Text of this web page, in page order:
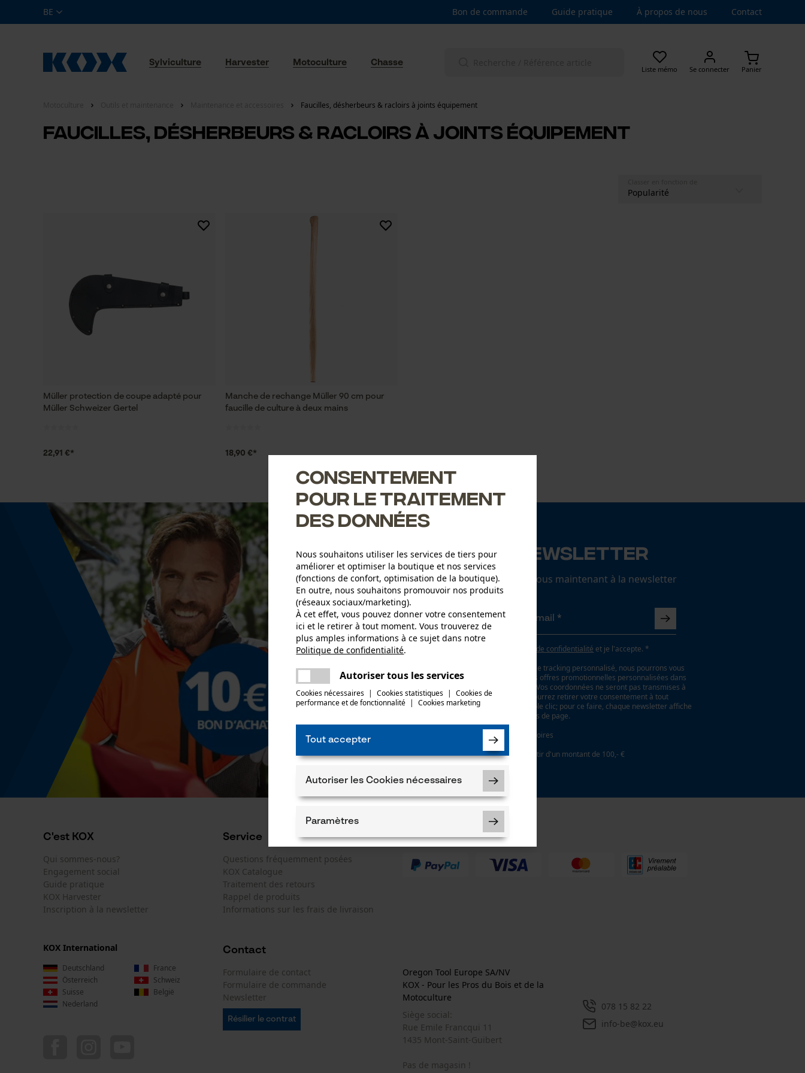
BE Bon de commande Guide pratique À propos de nous Contact
Liste mémo Se connecter Panier
Sylviculture Harvester Motoculture Chasse
Faucilles, désherbeurs & racloirs à joints équipement
Faucilles, désherbeurs & racloirs à joints équipement
Müller protection de coupe adapté pour
Müller Schweizer Gertel
22,91 €*
Manche de rechange Müller 90 cm pour
faucille de culture à deux mains
18,90 €*
Newsletter
Abonnez-vous maintenant à la newsletter
politique de confidentialité et je l'accepte. *
Si vous acceptez le tracking personnalisé, nous pourrons vous
faire parvenir des offres promotionnelles personnalisées dans
notre newsletter. Vos coordonnées ne seront pas transmises à
des tiers. Vous pourrez retirer votre consentement à tout
moment sur simple clic; pour ce faire, chaque newsletter affiche
un lien tout en bas de page.
* Champs obligatoires
*** Valable à partir d'un montant de 100,- €
C'est KOX
Qui sommes-nous?
Engagement social
Guide pratique
KOX Harvester
Inscription à la newsletter
Service
Questions fréquemment posées
KOX Catalogue
Traitement des retours
Rappel de produits
Informations sur les frais de livraison
Paiement
Contact
Formulaire de contact
Formulaire de commande
Newsletter
Résilier le contrat
Oregon Tool Europe SA/NV
KOX - Pour les Pros du Bois et de la
Motoculture
Siège social:
Rue Emile Francqui 11
1435 Mont-Saint-Guibert
Pas de magasin !
078 15 82 22
info-be@kox.eu
KOX International
Deutschland
France
Österreich
Schweiz
Suisse
België
Nederland
Consentement
pour le traitement
des données
Nous souhaitons utiliser les services de tiers pour
améliorer et optimiser la boutique et nos services
(fonctions de confort, optimisation de la boutique).
En outre, nous souhaitons promouvoir nos produits
(réseaux sociaux/marketing).
À cet effet, vous pouvez donner votre consentement
ici et le retirer à tout moment. Vous trouverez de
plus amples informations à ce sujet dans notre
Politique de confidentialité.
Autoriser tous les services
Cookies nécessaires | Cookies statistiques |
Cookies de
performance et de fonctionnalité | Cookies marketing
Tout accepter
Autoriser les Cookies nécessaires
Paramètres
Sauvegarder les préférences pour
traitement des données
Econda Tag Manager
Cookies statistiques
Une erreur s'est produite. Veuillez essayer
encore.
partager